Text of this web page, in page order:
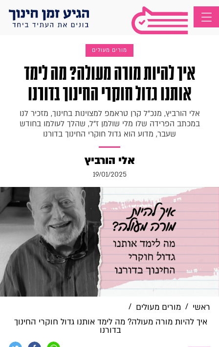
מורים מעולים
איך להיות מורה מעולה? מה לימד
אותנו גדול חוקרי החינוך בדורנו
אלי הורביץ, מנכ"ל קרן טראמפ למצוינות בחינוך, מזכיר לנו
במכתב הפרידה שלו מלי שולמן ז"ל, שהלך לעולמו בחודש
שעבר, מדוע הוא גדול חוקרי החינוך בדורנו
אלי הורביץ
19/01/2025
ראשי / מורים מעולים /
איך להיות מורה מעולה? מה לימד אותנו גדול חוקרי החינוך
בדורנו